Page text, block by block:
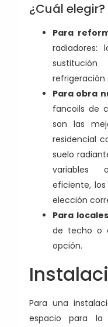
¿Cuál elegir?
Para
radiadores:
refrigeración
Para obra
fancoils de
son las
residencial
suelo
variables
eficiente,
elección
Para
de techo o
opción.
Para una
espacio para la